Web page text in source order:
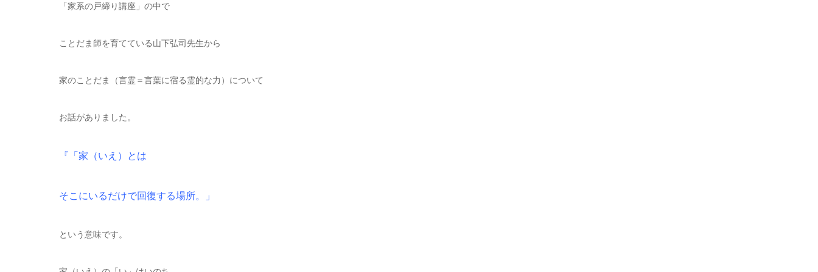
「家系の戸締り講座」の中で
ことだま師を育てている山下弘司先生から
家のことだま（言霊＝言葉に宿る霊的な力）について
お話がありました。
『「家（いえ）とは
そこにいるだけで回復する場所。」
という意味です。